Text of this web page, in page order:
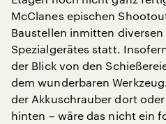
McClanes epischen
Baustellen inmitten
Spezialgerätes statt.
der Blick von den
dem wunderbaren
der Akkuschrauber dort
hinten – wäre das nicht ein